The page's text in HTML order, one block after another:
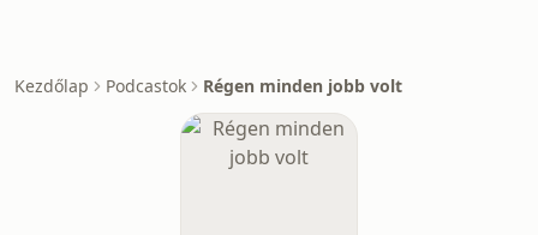
Kezdőlap Podcastok Régen minden jobb volt